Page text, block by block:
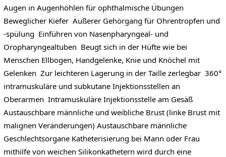
Augen in Augenhöhlen für ophthalmische Übungen
Beweglicher Kiefer Äußerer Gehörgang für Ohrentropfen und
-spülung Einführen von Nasenpharyngeal- und
Oropharyngealtuben Beugt sich in der Hüfte wie bei
Menschen Ellbogen, Handgelenke, Knie und Knöchel mit
Gelenken Zur leichteren Lagerung in der Taille zerlegbar 360°
intramuskuläre und subkutane Injektionsstellen an
Oberarmen Intramuskuläre Injektionsstelle am Gesäß
Austauschbare männliche und weibliche Brust (linke Brust mit
malignen Veränderungen) Austauschbare männliche
Geschlechtsorgane Katheterisierung bei Mann oder Frau
mithilfe von weichen Silikonkathetern wird durch eine